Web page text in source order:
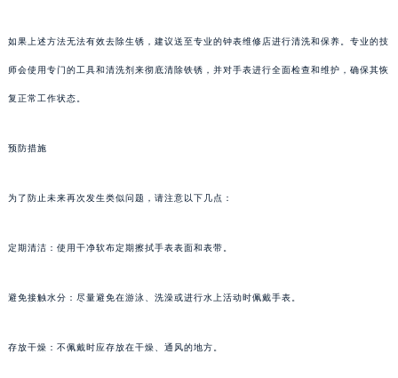
如果上述方法无法有效去除生锈，建议送至专业的钟表维修店进行清洗和保养。专业的技
师会使用专门的工具和清洗剂来彻底清除铁锈，并对手表进行全面检查和维护，确保其恢
复正常工作状态。
预防措施
为了防止未来再次发生类似问题，请注意以下几点：
定期清洁：使用干净软布定期擦拭手表表面和表带。
避免接触水分：尽量避免在游泳、洗澡或进行水上活动时佩戴手表。
存放干燥：不佩戴时应存放在干燥、通风的地方。